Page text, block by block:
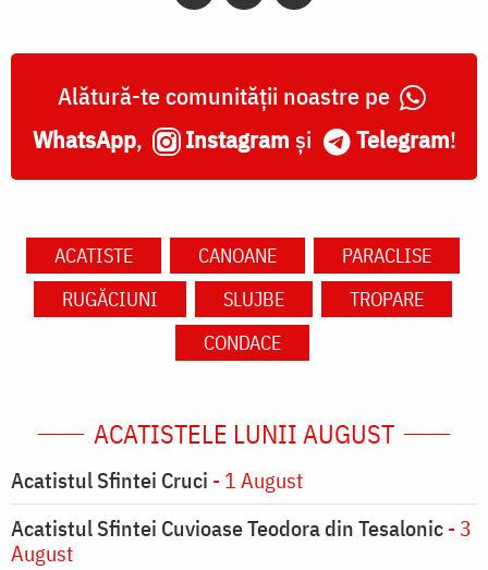
Alătură-te comunității noastre pe
WhatsApp, Instagram și Telegram!
ACATISTE CANOANE
PARACLISE
RUGĂCIUNI
SLUJBE
TROPARE
CONDACE
ACATISTELE LUNII AUGUST
Acatistul Sfintei Cruci - 1 August
Acatistul Sfintei Cuvioase Teodora din Tesalonic- 3
August